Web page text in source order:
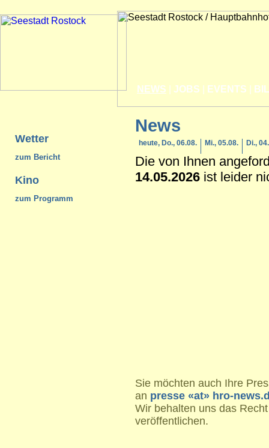
NEWS JOBS EVENTS
Wetter
zum Bericht
Kino
zum Programm
News
heute, Do., 06.08. Mi., 05.08. Di.,
Die von Ihnen
14.05.2026 ist leider
Sie möchten auch Ihre
an presse «at» hro-
Wir behalten uns das
veröffentlichen.